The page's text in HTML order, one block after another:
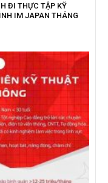
ĐI THỰC TẬP KỸ
IM JAPAN THÁNG